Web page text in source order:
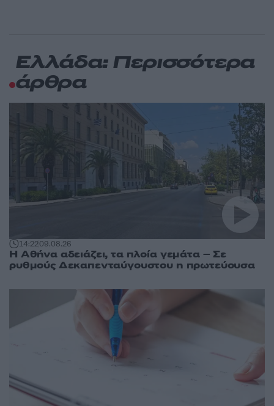
Ελλάδα: Περισσότερα
άρθρα
14:2209.08.26
Η Αθήνα αδειάζει, τα πλοία γεμάτα – Σε
ρυθμούς Δεκαπενταύγουστου η πρωτεύουσα